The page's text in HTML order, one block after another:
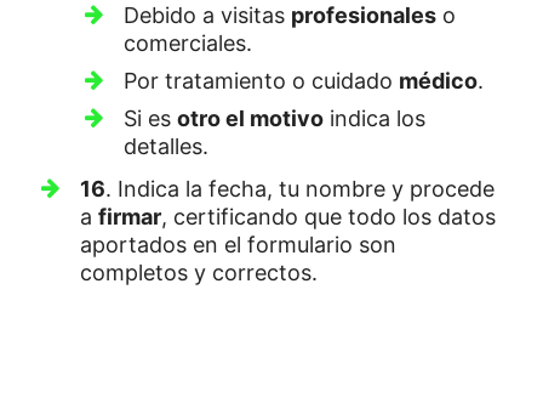
Debido a visitas profesionales o
comerciales.
Por tratamiento o cuidado médico.
Si es otro el motivo indica los
detalles.
16. Indica la fecha, tu nombre y procede
a firmar, certificando que todo los datos
aportados en el formulario son
completos y correctos.